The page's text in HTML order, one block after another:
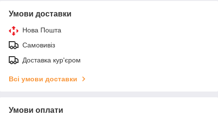
Умови доставки
Нова Пошта
Самовивіз
Доставка кур'єром
Всі умови доставки
Умови оплати